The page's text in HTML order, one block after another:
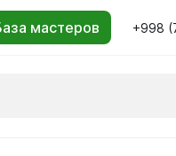
+998